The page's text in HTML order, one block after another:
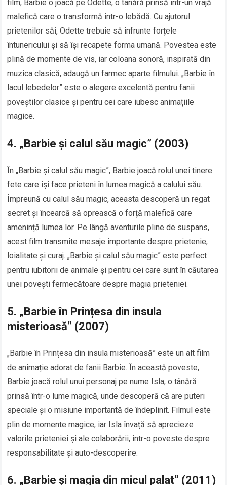
film, Barbie o joacă pe Odette, o tânără prinsă într-un vrajă
malefică care o transformă într-o lebădă. Cu ajutorul
prietenilor săi, Odette trebuie să înfrunte forțele
întunericului și să își recapete forma umană. Povestea este
plină de momente de vis, iar coloana sonoră, inspirată din
muzica clasică, adaugă un farmec aparte filmului. „Barbie în
lacul lebedelor” este o alegere excelentă pentru fanii
poveștilor clasice și pentru cei care iubesc animațiile
magice.
4. „Barbie și calul său magic” (2003)
În „Barbie și calul său magic”, Barbie joacă rolul unei tinere
fete care își face prieteni în lumea magică a calului său.
Împreună cu calul său magic, aceasta descoperă un regat
secret și încearcă să oprească o forță malefică care
amenință lumea lor. Pe lângă aventurile pline de suspans,
acest film transmite mesaje importante despre prietenie,
loialitate și curaj. „Barbie și calul său magic” este perfect
pentru iubitorii de animale și pentru cei care sunt în căutarea
unei povești fermecătoare despre magia prieteniei.
5. „Barbie în Prințesa din insula
misterioasă” (2007)
„Barbie în Prințesa din insula misterioasă” este un alt film
de animație adorat de fanii Barbie. În această poveste,
Barbie joacă rolul unui personaj pe nume Isla, o tânără
prinsă într-o lume magică, unde descoperă că are puteri
speciale și o misiune importantă de îndeplinit. Filmul este
plin de momente magice, iar Isla învață să aprecieze
valorile prieteniei și ale colaborării, într-o poveste despre
responsabilitate și auto-descoperire.
6. „Barbie și magia din micul palat” (2011)